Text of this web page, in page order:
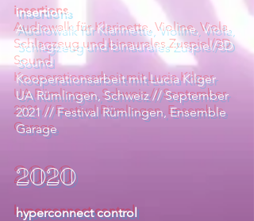
insertions
Audiowalk für Klarinette, Violine, Viola,
Schlagzeug und binaurales Zuspiel/3D
Sound
Kooperationsarbeit mit Lucia Kilger
UA Rümlingen, Schweiz // September
2021 // Festival Rümlingen, Ensemble
Garage
2020
hyperconnect control